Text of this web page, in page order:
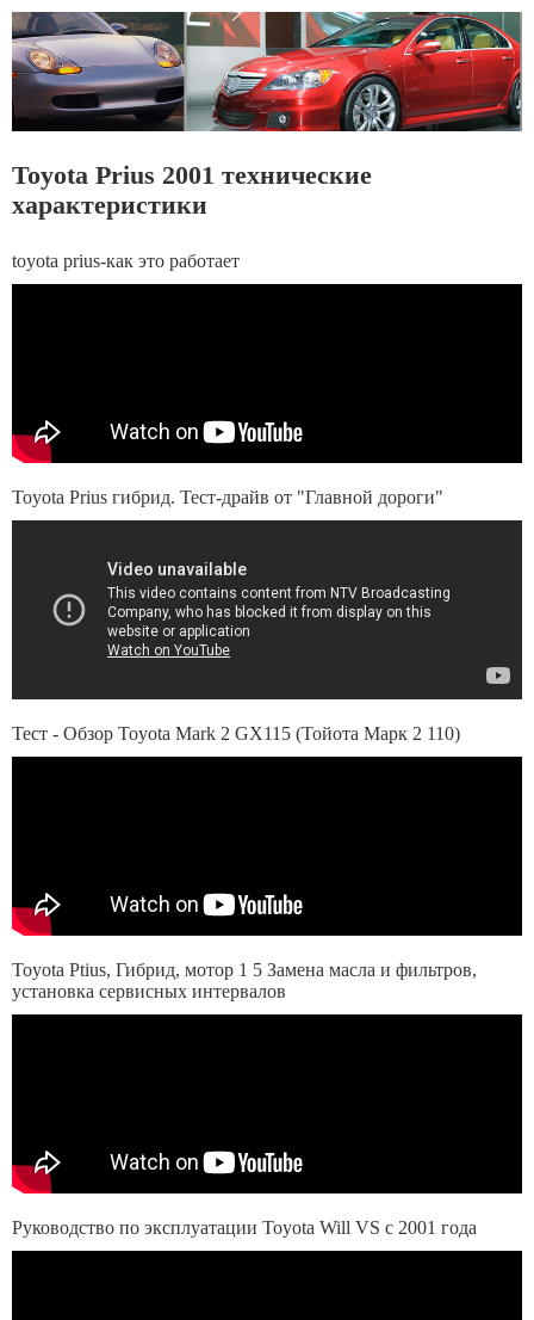
Toyota Prius 2001 технические
характеристики
toyota prius-как это работает
Toyota Prius гибрид. Тест-драйв от "Главной дороги"
Тест - Обзор Toyota Mark 2 GX115 (Тойота Марк 2 110)
Toyota Ptius, Гибрид, мотор 1 5 Замена масла и фильтров,
установка сервисных интервалов
Руководство по эксплуатации Toyota Will VS с 2001 года